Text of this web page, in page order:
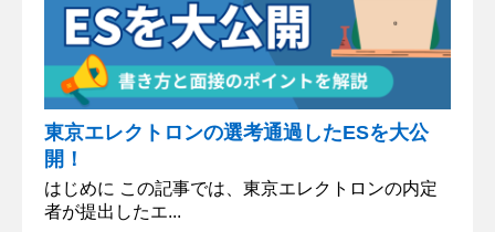
東京エレクトロンの選考通過したESを大公
開！
はじめに この記事では、東京エレクトロンの内定
者が提出したエ...